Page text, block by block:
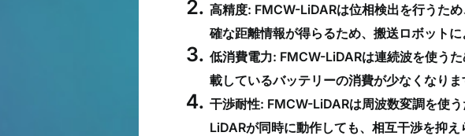
高精度: FMCW-LiDARは位相検出を行うた
確な距離情報が得らるため、搬送ロボット
低消費電力: FMCW-LiDARは連続波を使う
載しているバッテリーの消費が少なくなりま
干渉耐性: FMCW-LiDARは周波数変調を使
LiDARが同時に動作しても、相互干渉を抑え